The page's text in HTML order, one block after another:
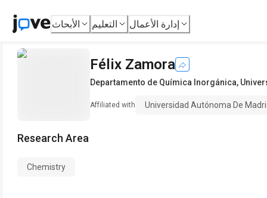
الأبحاث التعليم إدارة الأعمال
Félix Zamora
Departamento de Química Inorgánica,
Affiliated with Universidad Autónoma De
Research Area
Chemistry